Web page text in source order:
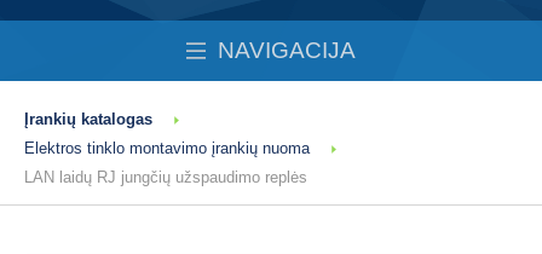
NAVIGACIJA
Įrankių katalogas
Elektros tinklo montavimo įrankių nuoma
LAN laidų RJ jungčių užspaudimo replės